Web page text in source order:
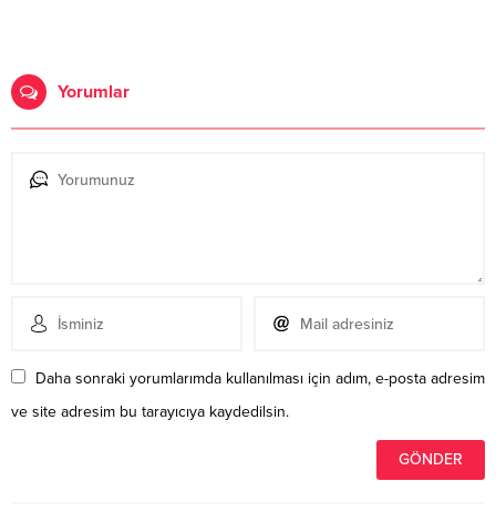
Yorumlar
Daha sonraki yorumlarımda kullanılması için adım, e-posta adresim
ve site adresim bu tarayıcıya kaydedilsin.